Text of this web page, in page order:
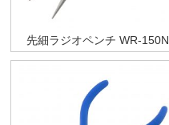
先細ラジオペンチ WR-150N